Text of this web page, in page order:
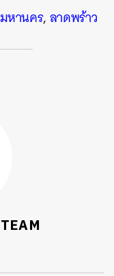
หานคร,ลาดพร้าว